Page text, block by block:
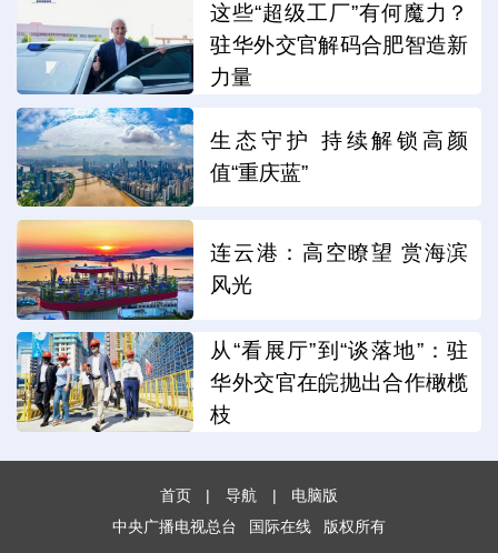
这些“超级工厂”有何魔力？
驻华外交官解码合肥智造新
力量
生态守护 持续解锁高颜
值“重庆蓝”
连云港：高空瞭望 赏海滨
风光
从“看展厅”到“谈落地”：驻
华外交官在皖抛出合作橄榄
枝
首页 | 导航 |
电脑版
中央广播电视总台
国际在线 版权所有